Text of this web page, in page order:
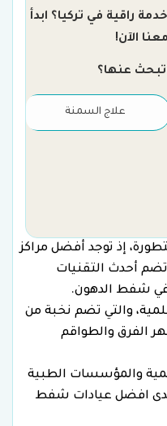
راقية في تركيا؟ ابدأ
الآن!
تبحث عنها؟
علاج السمنة
إذ توجد أفضل مراكز
أحدث التقنيات
في شفط الدهون.
والتي تضم نخبة من
الفرق والطواقم
والمؤسسات الطبية
لدى افضل عيادات شفط